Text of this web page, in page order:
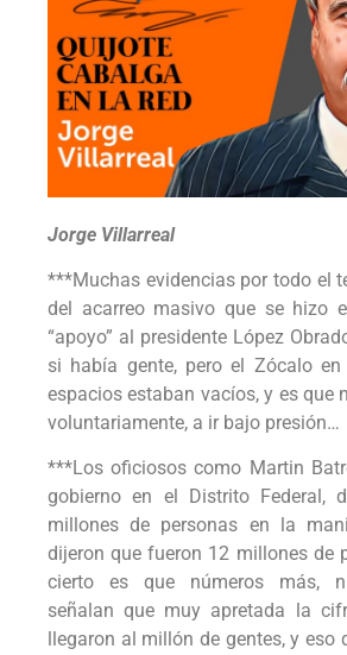
Jorge Villarreal
***Muchas evidencias por todo el
del acarreo masivo que se hizo
“apoyo” al presidente López
si había gente, pero el Zócalo
espacios estaban vacíos, y es que
voluntariamente, a ir bajo presión…
***Los oficiosos como Martin
gobierno en el Distrito Federal,
millones de personas en la
dijeron que fueron 12 millones de
cierto es que números más,
señalan que muy apretada la
llegaron al millón de gentes, y